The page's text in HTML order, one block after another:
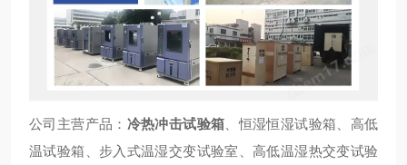
公司主营产品： 冷热冲击试验箱 、恒湿恒湿试验箱、高低
温试验箱、步入式温湿交变试验室、高低温湿热交变试验